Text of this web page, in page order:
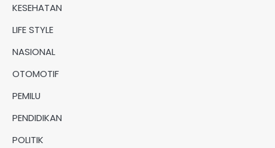
KESEHATAN
LIFE STYLE
NASIONAL
OTOMOTIF
PEMILU
PENDIDIKAN
POLITIK